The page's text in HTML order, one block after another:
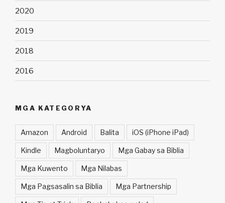
2020
2019
2018
2016
MGA KATEGORYA
Amazon Android Balita iOS (iPhone iPad)
Kindle Magboluntaryo Mga Gabay sa Biblia
Mga Kuwento Mga Nilabas
Mga Pagsasalin sa Biblia Mga Partnership